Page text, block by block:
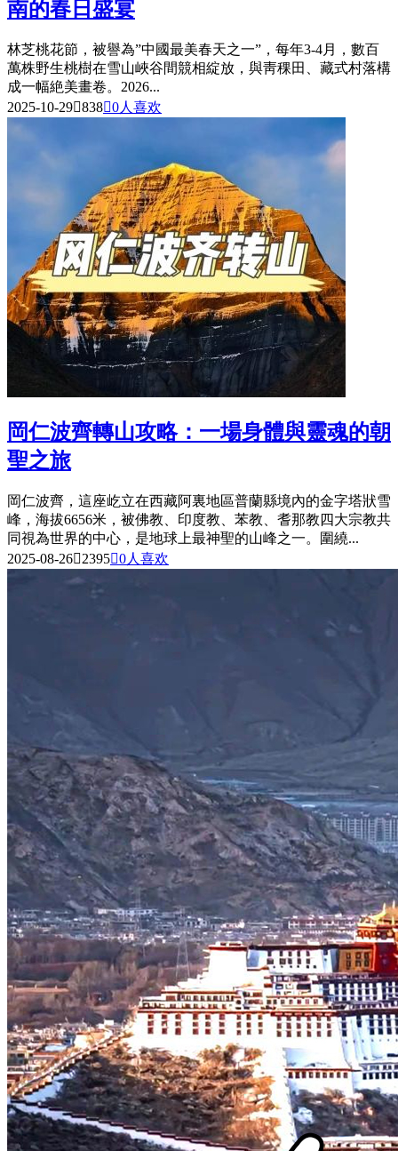
南的春日盛宴
林芝桃花節，被譽為”中國最美春天之一”，每年3-4月，數百
萬株野生桃樹在雪山峽谷間競相綻放，與靑稞田、藏式村落構
成一幅絶美畫卷。2026...
2025-10-298380人喜欢
岡仁波齊轉山攻略：一場身體與靈魂的朝
聖之旅
岡仁波齊，這座屹立在西藏阿裏地區普蘭縣境內的金字塔狀雪
峰，海拔6656米，被佛教、印度教、苯教、耆那教四大宗教共
同視為世界的中心，是地球上最神聖的山峰之一。圍繞...
2025-08-2623950人喜欢